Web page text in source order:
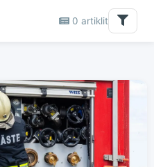
0 artiklit